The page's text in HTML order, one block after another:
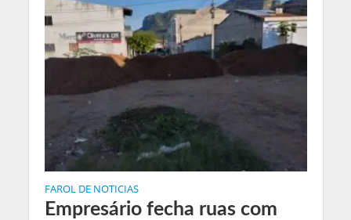
FAROL DE NOTICIAS
Empresário fecha ruas com